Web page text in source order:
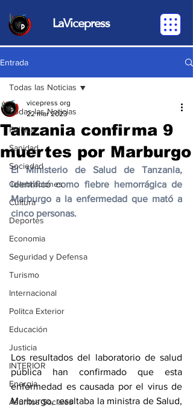
LaVicepress
Entrada
Todas las Noticias
Política
Sanidad
Sociedad
Celebraciones
Cultura
Deportes
Economia
Seguridad y Defensa
Turismo
Internacional
Politca Exterior
Educación
Justicia
INTERIOR
Energia
Asuntos Sociales
Todas las Noticias
Tanzania confirma 9
muertes por Marburgo
vicepress org
22 mar 2023
El Ministerio de Salud de Tanzania,
identificó como fiebre hemorrágica de
Marburgo a la enfermedad que mató a
cinco personas.
Los resultados del laboratorio de salud
pública han confirmado que esta
enfermedad es causada por el virus de
Marburgo, resaltaba la ministra de Salud,